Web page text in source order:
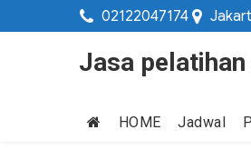
02122047174
Jasa
HOME Jadwal